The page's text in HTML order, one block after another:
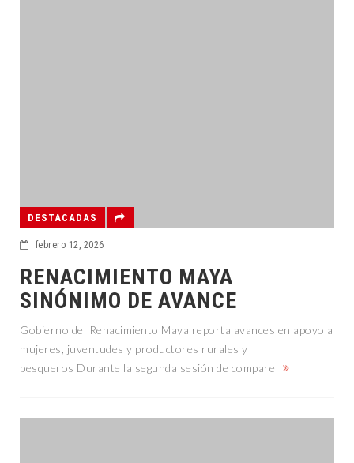
DESTACADAS
febrero 12, 2026
RENACIMIENTO MAYA
SINÓNIMO DE AVANCE
Gobierno del Renacimiento Maya reporta avances en apoyo a
mujeres, juventudes y productores rurales y
pesqueros Durante la segunda sesión de compare